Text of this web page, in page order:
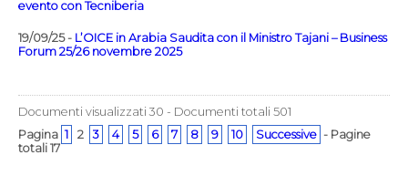
evento con Tecniberia
19/09/25 - L’OICE in Arabia Saudita con il Ministro Tajani – Business
Forum 25/26 novembre 2025
Documenti visualizzati 30 - Documenti totali 501
Pagina 1 2 3 4 5 6 7 8 9 10 Successive - Pagine
totali 17